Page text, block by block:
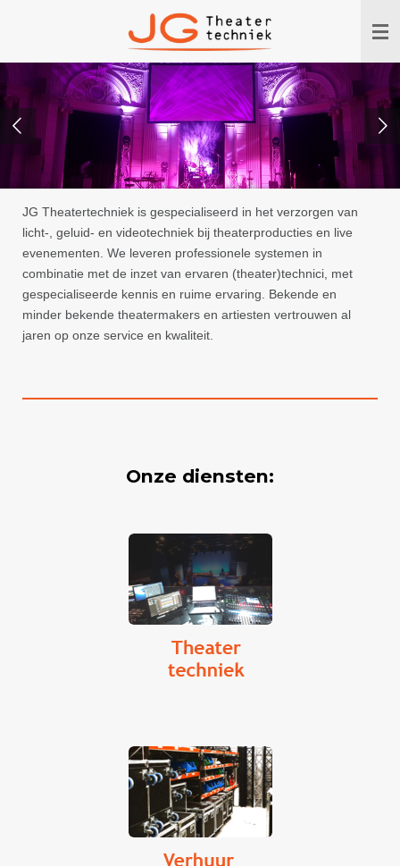
hoofdinhoud
JG Theatertechniek is gespecialiseerd in het verzorgen van
licht-, geluid- en videotechniek bij theaterproducties en live
evenementen. We leveren professionele systemen in
combinatie met de inzet van ervaren (theater)technici, met
gespecialiseerde kennis en ruime ervaring. Bekende en
minder bekende theatermakers en artiesten vertrouwen al
jaren op onze service en kwaliteit.
Onze diensten: